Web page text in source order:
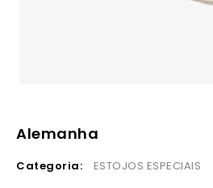
Alemanha
Categoria: ESTOJOS ESPECIAIS